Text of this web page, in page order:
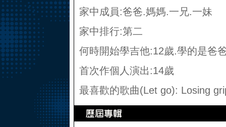
家中成員:爸爸.媽媽.一兄.一妹
家中排行:第二
何時開始學吉他:12歲.學的是爸
首次作個人演出:14歲
最喜歡的歌曲(Let go): Losing